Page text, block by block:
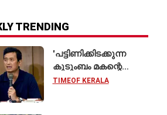
TRENDING
'പട്ടിണിക്കിടക്കുന്ന
കുടുംബം മകന്റെ
വിവാഹത്തിന് ഷാരൂഖ്
TIMEOF KERALA